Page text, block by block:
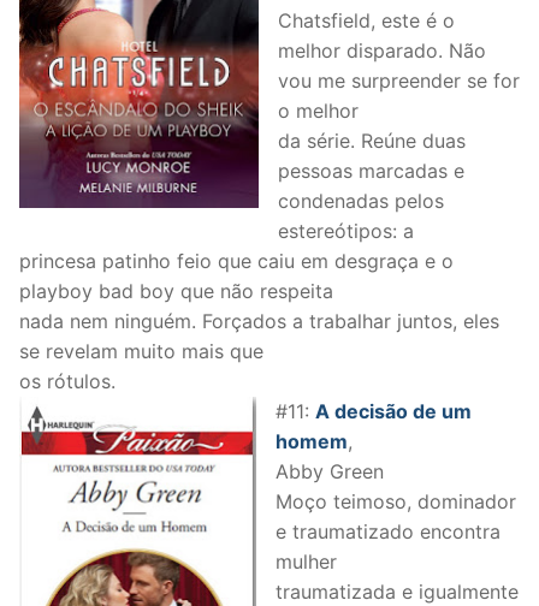
Chatsfield, este é o
melhor disparado. Não
vou me surpreender se for
o melhor
da série. Reúne duas
pessoas marcadas e
condenadas pelos
estereótipos: a
princesa patinho feio que caiu em desgraça e o
playboy bad boy que não respeita
nada nem ninguém. Forçados a trabalhar juntos, eles
se revelam muito mais que
os rótulos.
#11: A decisão de um
homem,
Abby Green
Moço teimoso, dominador
e traumatizado encontra
mulher
traumatizada e igualmente